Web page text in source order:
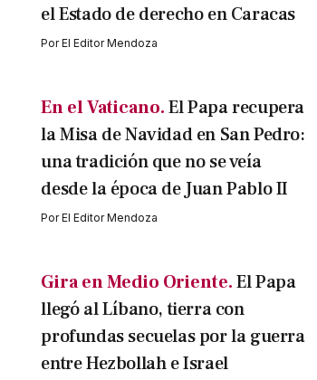
el Estado de derecho en Caracas
PorEl Editor Mendoza
En el Vaticano. El Papa recupera
la Misa de Navidad en San Pedro:
una tradición que no se veía
desde la época de Juan Pablo II
PorEl Editor Mendoza
Gira en Medio Oriente. El Papa
llegó al Líbano, tierra con
profundas secuelas por la guerra
entre Hezbollah e Israel